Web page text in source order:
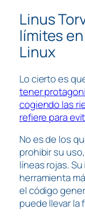
Linus
límites
Linux
Lo cierto es
tener
cogiendo las
refiere para
No es de los
prohibir su
líneas rojas.
herramienta
el código
puede llevar la